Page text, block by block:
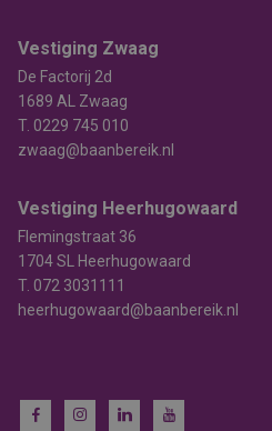
Vestiging Zwaag
De Factorij 2d
1689 AL Zwaag
T. 0229 745 010
zwaag@baanbereik.nl
Vestiging Heerhugowaard
Flemingstraat 36
1704 SL Heerhugowaard
T. 072 3031111
heerhugowaard@baanbereik.nl